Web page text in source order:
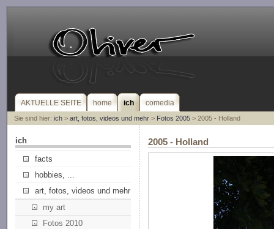
AKTUELLE SEITE home ich comedia
Sie sind hier: ich> art, fotos, videos und mehr> Fotos 2005> 2005 - Holland
ich
facts
hobbies, ...
art, fotos, videos und mehr
my art
Fotos 2010
2005 - Holland